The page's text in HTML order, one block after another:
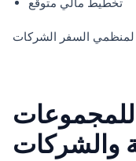
للمجموعات
والشركات